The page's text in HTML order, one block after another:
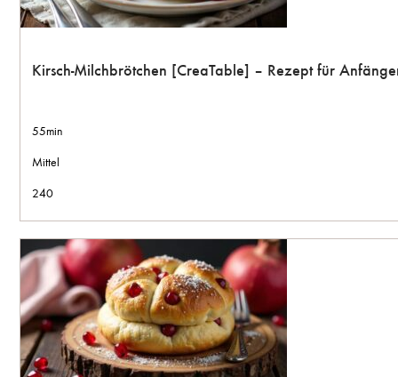
Kirsch-Milchbrötchen [CreaTable] – Rezept für
55min
Mittel
240